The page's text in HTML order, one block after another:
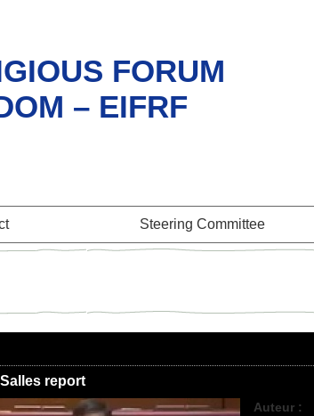
FORUM
– EIFRF
Steering Committee
report
Auteur :